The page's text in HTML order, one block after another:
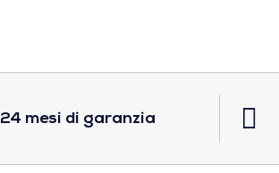
24 mesi di garanzia